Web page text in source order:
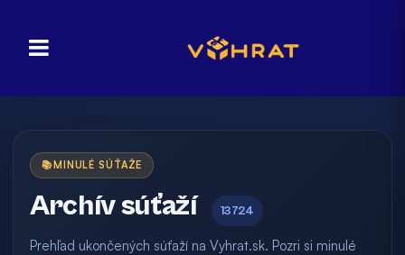
📚 MINULÉ SÚŤAŽE
Archív súťaží 13724
Prehľad ukončených súťaží na Vyhrat.sk. Pozri si minulé